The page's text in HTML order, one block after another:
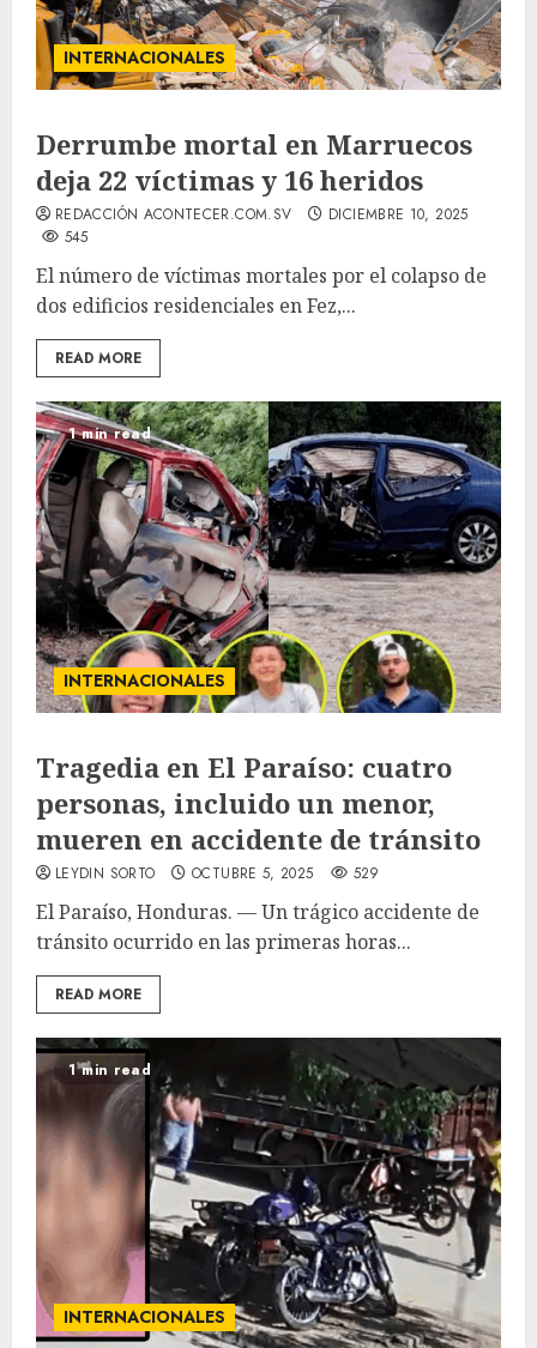
INTERNACIONALES
Derrumbe mortal en Marruecos
deja 22 víctimas y 16 heridos
REDACCIÓN ACONTECER.COM.SV
DICIEMBRE 10, 2025
545
El número de víctimas mortales por el colapso de
dos edificios residenciales en Fez,...
READ MORE
1 min read
INTERNACIONALES
Tragedia en El Paraíso: cuatro
personas, incluido un menor,
mueren en accidente de tránsito
LEYDIN SORTO OCTUBRE 5, 2025 529
El Paraíso, Honduras. — Un trágico accidente de
tránsito ocurrido en las primeras horas...
READ MORE
1 min read
INTERNACIONALES